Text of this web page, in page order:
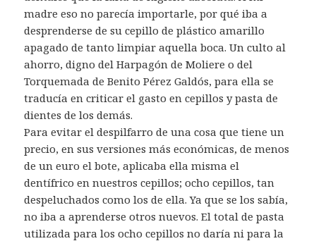
madre eso no parecía importarle, por qué iba a
desprenderse de su cepillo de plástico amarillo
apagado de tanto limpiar aquella boca. Un culto al
ahorro, digno del Harpagón de Moliere o del
Torquemada de Benito Pérez Galdós, para ella se
traducía en criticar el gasto en cepillos y pasta de
dientes de los demás.
Para evitar el despilfarro de una cosa que tiene un
precio, en sus versiones más económicas, de menos
de un euro el bote, aplicaba ella misma el
dentífrico en nuestros cepillos; ocho cepillos, tan
despeluchados como los de ella. Ya que se los sabía,
no iba a aprenderse otros nuevos. El total de pasta
utilizada para los ocho cepillos no daría ni para la